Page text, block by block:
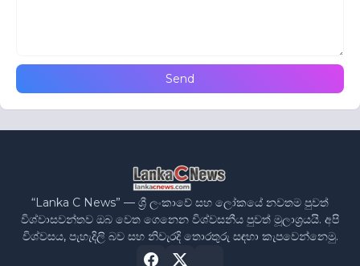
“Lanka C News” — ශ්‍රී ලංකාවේ සහ ලෝකයේ නවතම පුවත්
විශ්වාසවන්තව ඔබ වෙත ගෙනෙන විශ්වසනීය පුවත් මූලාශ්‍රයයි. අපි
විශ්වසය, පැහැදිලි බව සහ නිවැරදි තොරතුරු සඳහා කැපවෙන්නෙමු.